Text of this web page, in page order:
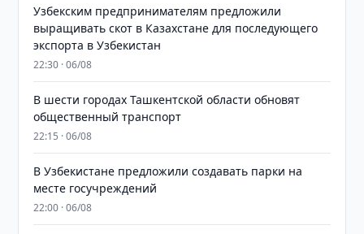
Узбекским предпринимателям предложили
выращивать скот в Казахстане для последующего
экспорта в Узбекистан
22:30 · 06/08
В шести городах Ташкентской области обновят
общественный транспорт
22:15 · 06/08
В Узбекистане предложили создавать парки на
месте госучреждений
22:00 · 06/08